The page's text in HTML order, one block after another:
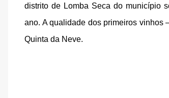
distrito de Lomba Seca do município
ano. A qualidade dos primeiros vinhos
Quinta da Neve.